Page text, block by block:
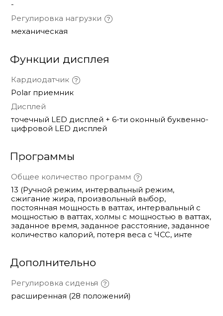
-
Регулировка нагрузки
механическая
Функции дисплея
Кардиодатчик
Polar приемник
Дисплей
точечный LED дисплей + 6-ти оконный буквенно-
цифровой LED дисплей
Программы
Общее количество программ
13 (Ручной режим, интервальный режим,
сжигание жира, произвольный выбор,
постоянная мощность в ваттах, интервальный с
мощностью в ваттах, холмы с мощностью в ваттах,
заданное время, заданное расстояние, заданное
количество калорий, потеря веса с ЧСС, инте
Дополнительно
Регулировка сиденья
расширенная (28 положений)